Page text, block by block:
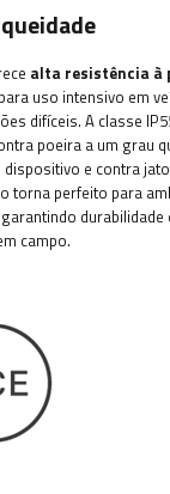
alta resistência à
uso intensivo em
difíceis. A classe
poeira a um grau
e contra
torna perfeito para
campo.